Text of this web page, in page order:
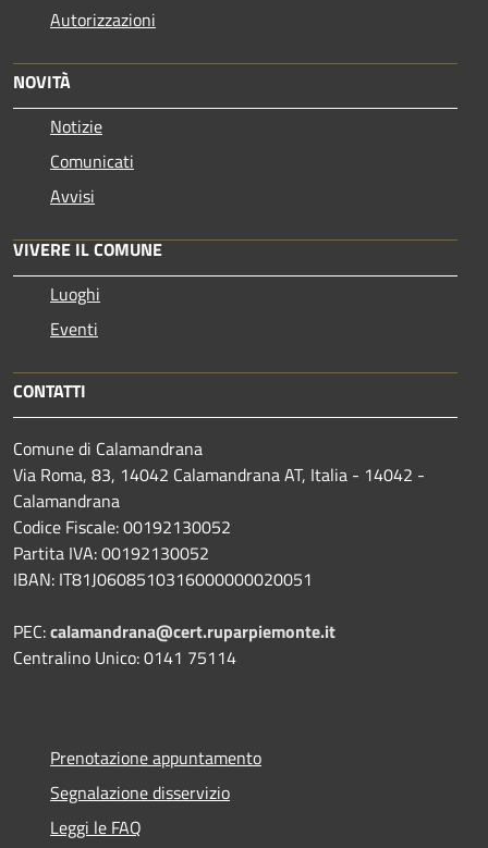
Autorizzazioni
NOVITÀ
Notizie
Comunicati
Avvisi
VIVERE IL COMUNE
Luoghi
Eventi
CONTATTI
Comune di Calamandrana
Via Roma, 83, 14042 Calamandrana AT, Italia - 14042 -
Calamandrana
Codice Fiscale: 00192130052
Partita IVA: 00192130052
IBAN: IT81J0608510316000000020051
PEC:calamandrana@cert.ruparpiemonte.it
Centralino Unico: 0141 75114
Prenotazione appuntamento
Segnalazione disservizio
Leggi le FAQ